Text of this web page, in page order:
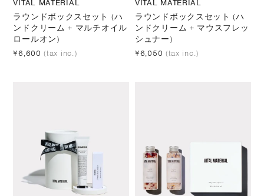
VITAL MATERIAL
ラウンドボックスセット (ハ
ンドクリーム + マルチオイル
ロールオン)
¥6,600 (tax inc.)
VITAL MATERIAL
ラウンドボックスセット (ハ
ンドクリーム + マウスフレッ
シュナー)
¥6,050 (tax inc.)